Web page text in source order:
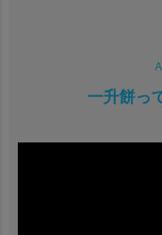
一升餅っ